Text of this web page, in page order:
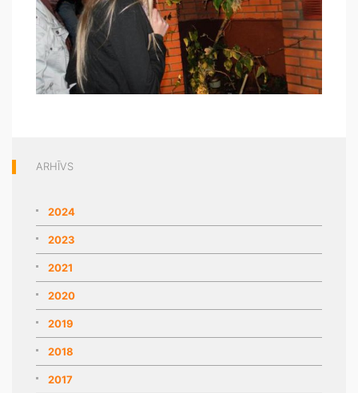
ARHĪVS
2024
2023
2021
2020
2019
2018
2017